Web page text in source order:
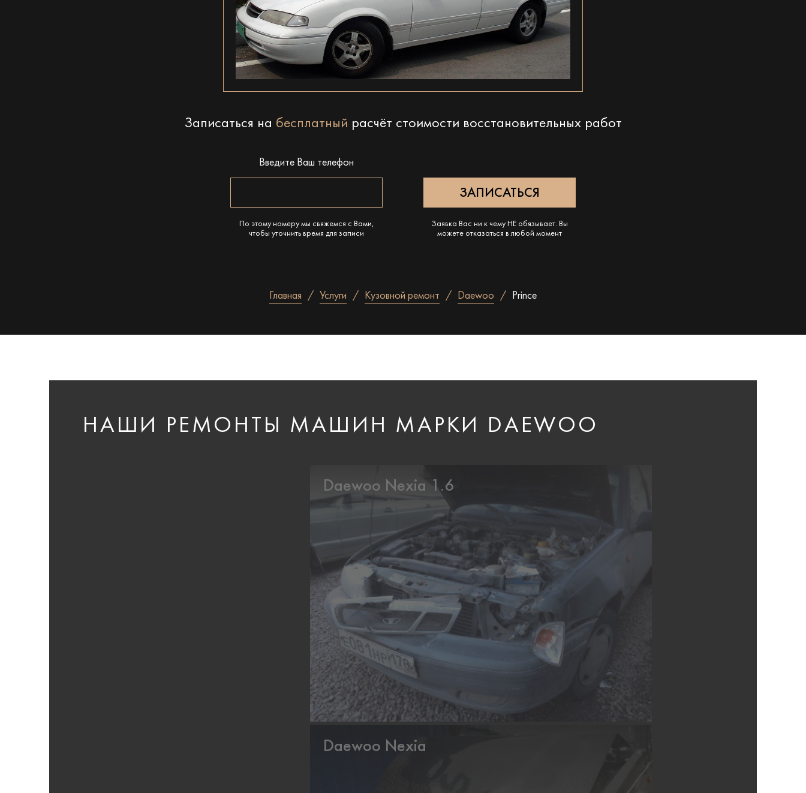
Записаться на бесплатный расчёт стоимости восстановительных работ
Введите Ваш телефон
По этому номеру мы свяжемся с Вами,
чтобы уточнить время для записи
Заявка Вас ни к чему НЕ обязывает. Вы
можете отказаться в любой момент
Главная Услуги Кузовной ремонт Daewoo Prince
НАШИ РЕМОНТЫ МАШИН МАРКИ DAEWOO
Daewoo Nexia 1.6
Daewoo Nexia